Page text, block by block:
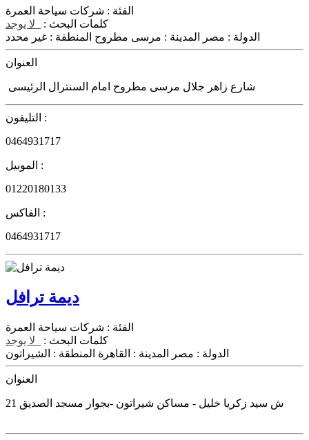
الفئة : شركات سياحة العمرة
كلمات البحث :
لا يوجد
الدولة : مصر المدينة : مرسى مطروح المنطقة : غير محدد
العنوان
شارع زاهر جلال مرسى مطروح امام السنترال الرئيسى
التليفون :
0464931717
الموبيل :
01220180133
الفاكس :
0464931717
ديمة ترافل
الفئة : شركات سياحة العمرة
كلمات البحث :
لا يوجد
الدولة : مصر المدينة : القاهرة المنطقة : الشيراتون
العنوان
21 ش سيد زكريا خليل - مساكن شيراتون -بجوار مسجد الصديق